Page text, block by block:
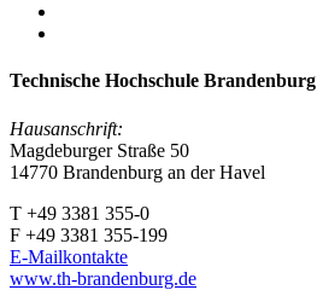
Technische Hochschule Brandenburg
Hausanschrift:
Magdeburger Straße 50
14770 Brandenburg an der Havel
T +49 3381 355-0
F +49 3381 355-199
E-Mailkontakte
www.th-brandenburg.de